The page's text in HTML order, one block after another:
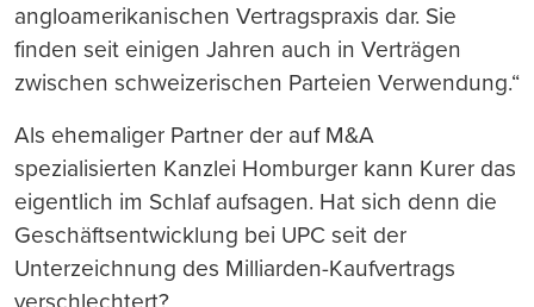
angloamerikanischen Vertragspraxis dar. Sie
finden seit einigen Jahren auch in Verträgen
zwischen schweizerischen Parteien Verwendung.“
Als ehemaliger Partner der auf M&A
spezialisierten Kanzlei Homburger kann Kurer das
eigentlich im Schlaf aufsagen. Hat sich denn die
Geschäftsentwicklung bei UPC seit der
Unterzeichnung des Milliarden-Kaufvertrags
verschlechtert?